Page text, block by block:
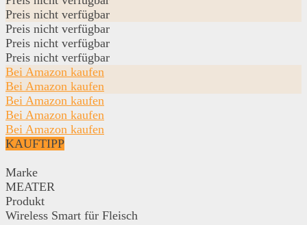
Preis nicht verfügbar
Preis nicht verfügbar
Preis nicht verfügbar
Preis nicht verfügbar
Bei Amazon kaufen
Bei Amazon kaufen
Bei Amazon kaufen
Bei Amazon kaufen
Bei Amazon kaufen
KAUFTIPP
Marke
MEATER
Produkt
Wireless Smart für Fleisch